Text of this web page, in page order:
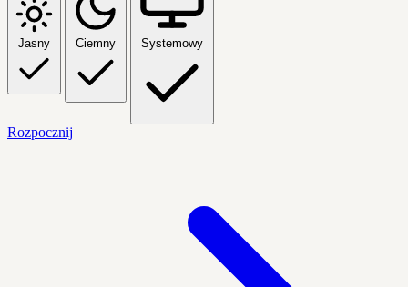
Jasny Ciemny Systemowy
Rozpocznij